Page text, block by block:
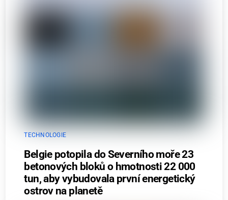
TECHNOLOGIE
Belgie potopila do Severního moře 23
betonových bloků o hmotnosti 22 000
tun, aby vybudovala první energetický
ostrov na planetě